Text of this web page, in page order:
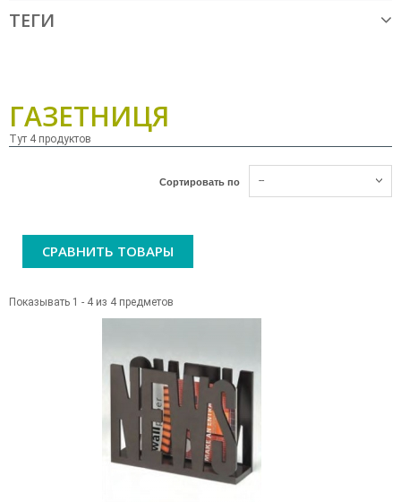
ТЕГИ
ГАЗЕТНИЦЯ
Тут 4 продуктов
Сортировать по --
СРАВНИТЬ ТОВАРЫ
Показывать 1 - 4 из 4 предметов